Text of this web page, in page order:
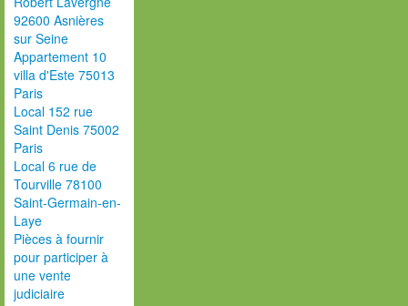
92600 Asnières
sur Seine
Appartement 10
villa d'Este 75013
Paris
Local 152 rue
Saint Denis 75002
Paris
Local 6 rue de
Tourville 78100
Saint-Germain-en-
Laye
Pièces à fournir
pour participer à
une vente
judiciaire